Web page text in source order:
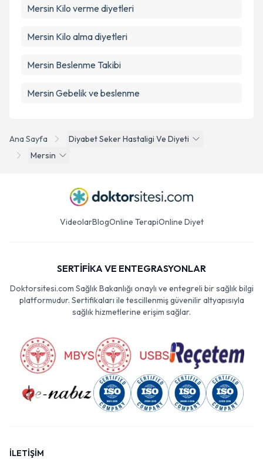
Ana Sayfa
Diyabet Seker Hastaligi Ve Diyeti
Mersin
Mersin Kilo verme diyetleri
Mersin Kilo alma diyetleri
Mersin Beslenme Takibi
Mersin Gebelik ve beslenme
VideolarBlogOnline TerapiOnline Diyet
SERTİFİKA VE ENTEGRASYONLAR
Doktorsitesi.com Sağlık Bakanlığı onaylı ve entegreli bir sağlık bilgi
platformudur. Sertifikaları ile tescillenmiş güvenilir altyapısıyla
sağlık hizmetlerine erişim sağlar.
İLETİŞİM